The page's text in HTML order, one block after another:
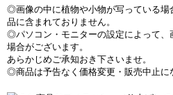
◎画像の中に植物や小物が写っている場
品に含まれておりません。
◎パソコン・モニターの設定によって、
場合がございます。
あらかじめご承知おき下さいませ。
◎商品は予告なく価格変更・販売中止に